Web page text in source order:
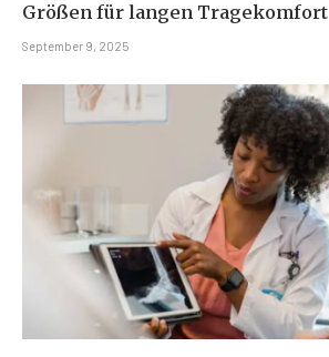
Größen für langen Tragekomfort
September 9, 2025